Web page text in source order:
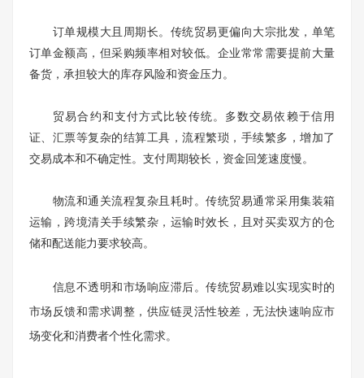
订单规模大且周期长。传统贸易更偏向大宗批发，单笔
订单金额高，但采购频率相对较低。企业常常需要提前大量
备货，承担较大的库存风险和资金压力。
贸易合约和支付方式比较传统。多数交易依赖于信用
证、汇票等复杂的结算工具，流程繁琐，手续繁多，增加了
交易成本和不确定性。支付周期较长，资金回笼速度慢。
物流和通关流程复杂且耗时。传统贸易通常采用集装箱
运输，跨境清关手续繁杂，运输时效长，且对买卖双方的仓
储和配送能力要求较高。
信息不透明和市场响应滞后。传统贸易难以实现实时的
市场反馈和需求调整，供应链灵活性较差，无法快速响应市
场变化和消费者个性化需求。